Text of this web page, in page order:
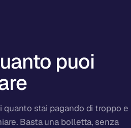
puoi
quanto stai pagando di troppo e
Basta una bolletta, senza